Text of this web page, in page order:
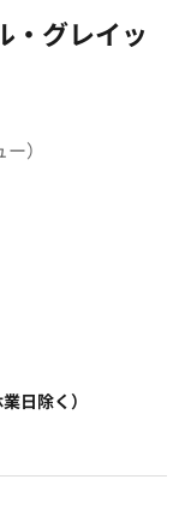
・グレイッ
）
日除く）